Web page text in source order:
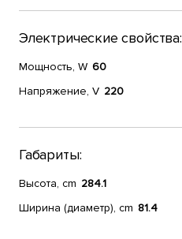
Электрические свойства:
Мощность, W 60
Напряжение, V 220
Габариты:
Высота, cm 284.1
Ширина (диаметр), cm 81.4